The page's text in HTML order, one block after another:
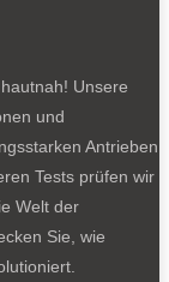
Unsere
und
Antrieben
Tests prüfen wir
Welt der
Sie, wie